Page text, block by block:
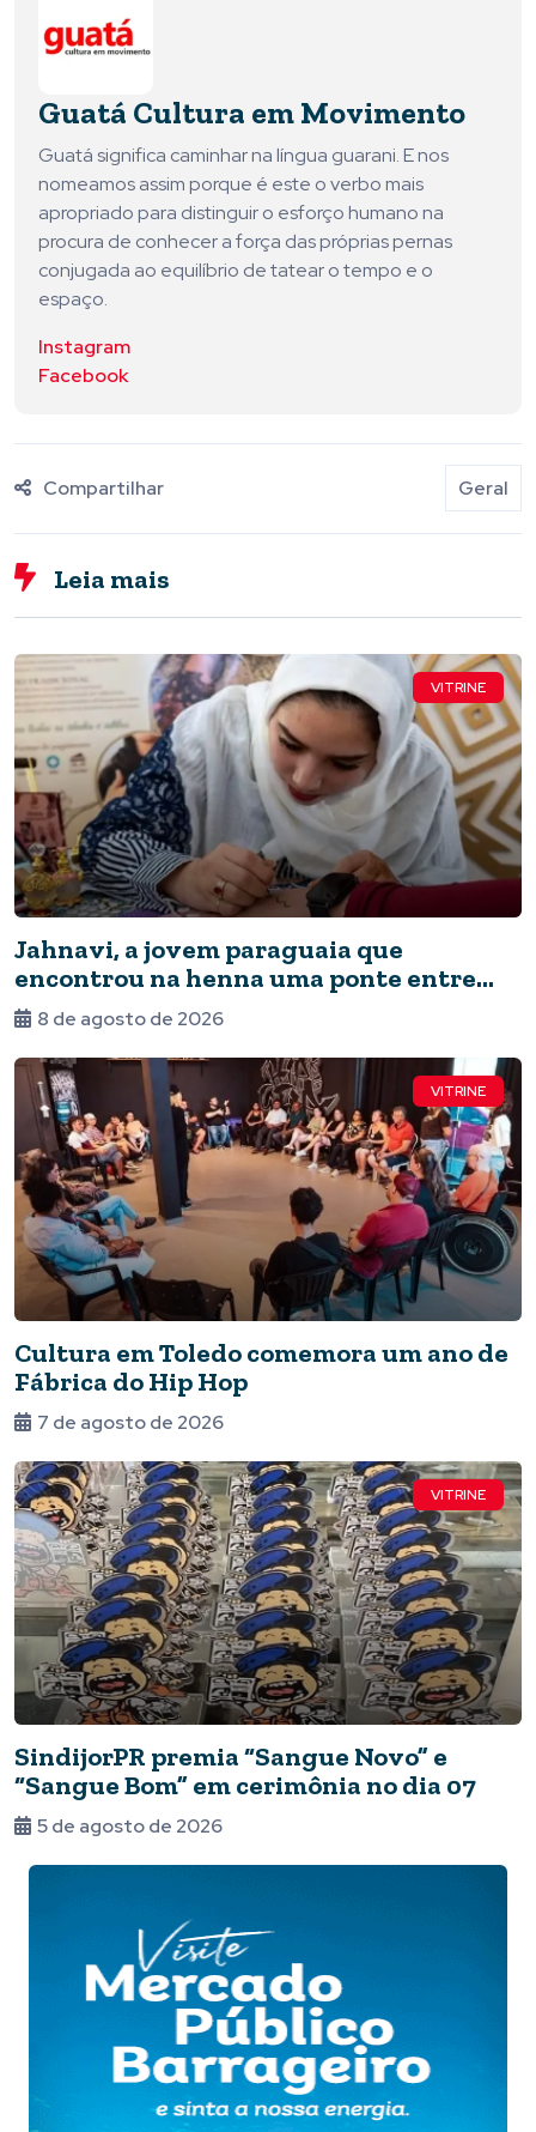
Guatá Cultura em Movimento
Guatá significa caminhar na língua guarani. E nos
nomeamos assim porque é este o verbo mais
apropriado para distinguir o esforço humano na
procura de conhecer a força das próprias pernas
conjugada ao equilíbrio de tatear o tempo e o
espaço.
Instagram
Facebook
Compartilhar Geral
Leia mais
VITRINE
Jahnavi, a jovem paraguaia que
encontrou na henna uma ponte entre
culturas
8 de agosto de 2026
VITRINE
Cultura em Toledo comemora um ano de
Fábrica do Hip Hop
7 de agosto de 2026
VITRINE
SindijorPR premia “Sangue Novo” e
“Sangue Bom” em cerimônia no dia 07
5 de agosto de 2026